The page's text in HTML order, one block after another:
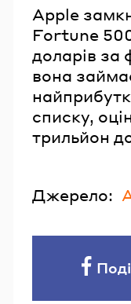
Apple
Fortune
доларів за
вона
списку,
трильйон
Джерело: